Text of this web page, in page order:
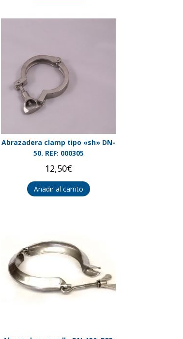
Abrazadera clamp tipo «sh» DN-
50. REF: 000305
12,50€
Añadir al carrito